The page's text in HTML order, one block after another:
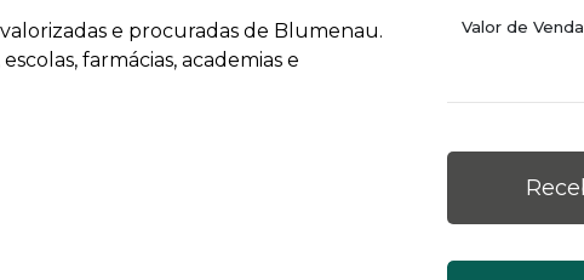
e procuradas de Blumenau.
farmácias, academias e
Valor de Venda